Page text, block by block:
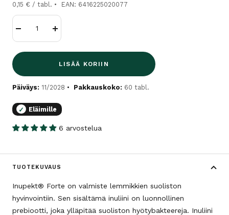
0,15 € / tabl. EAN: 6416225020077
Lisää
LISÄÄ KORIIN
Päiväys: 11/2028 Pakkauskoko: 60 tabl.
✓ Eläimille
6 arvostelua
TUOTEKUVAUS
Inupekt® Forte on valmiste lemmikkien suoliston
hyvinvointiin. Sen sisältämä inuliini on luonnollinen
prebiootti, joka ylläpitää suoliston hyötybakteereja. Inuliini